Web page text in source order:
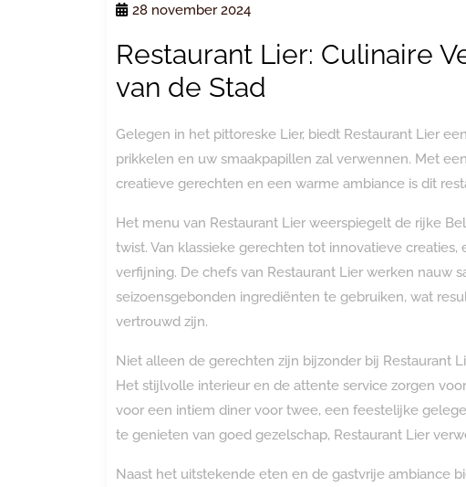
28 november 2024
Restaurant Lier: Culinaire
van de Stad
Gelegen in het pittoreske Lier, biedt Restaurant Lier
prikkelen en uw smaakpapillen zal verwennen. Met
creatieve gerechten en een warme ambiance is dit
Het menu van Restaurant Lier weerspiegelt de rijke
twist. Van klassieke gerechten tot innovatieve
verfijning. De chefs van Restaurant Lier werken nauw
seizoensgebonden ingrediënten te gebruiken, wat
vertrouwd zijn.
Niet alleen de gerechten zijn bijzonder bij Restaurant
Het stijlvolle interieur en de attente service zorgen
voor een intiem diner voor twee, een feestelijke
te genieten van goed gezelschap, Restaurant Lier
Naast het uitstekende eten en de gastvrije ambiance